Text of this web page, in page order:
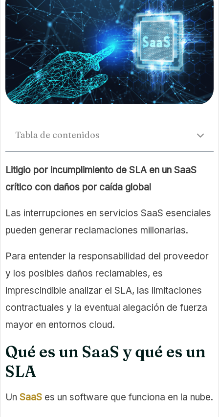
Tabla de contenidos
Litigio por incumplimiento de SLA en un SaaS
crítico con daños por caída global
Las interrupciones en servicios SaaS esenciales
pueden generar reclamaciones millonarias.
Para entender la responsabilidad del proveedor
y los posibles daños reclamables, es
imprescindible analizar el SLA, las limitaciones
contractuales y la eventual alegación de fuerza
mayor en entornos cloud.
Qué es un SaaS y qué es un
SLA
Un SaaS es un software que funciona en la nube.